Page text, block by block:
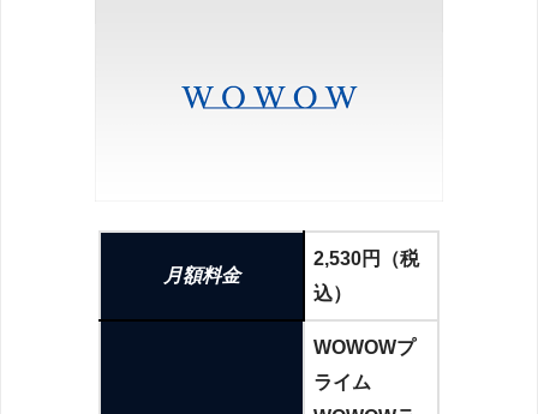
月額料金
2,530円（税
込）
WOWOWプ
ライム